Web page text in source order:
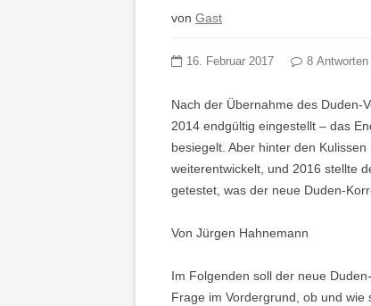
von Gast
16. Februar 2017 8 Antworten
Nach der Übernahme des Duden-
2014 endgültig eingestellt – das
besiegelt. Aber hinter den
weiterentwickelt, und 2016 stellte
getestet, was der neue Duden-
Von Jürgen Hahnemann
Im Folgenden soll der neue
Frage im Vordergrund, ob und wie